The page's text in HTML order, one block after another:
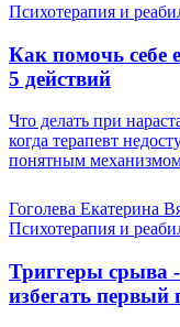
Психотерапия и
Как помочь себе
5 действий
Что делать при
когда терапевт
понятным
Гоголева Екатерина
Психотерапия и
Триггеры срыва
избегать первый